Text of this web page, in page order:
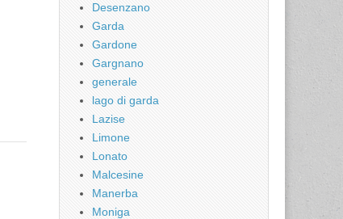
Desenzano
Garda
Gardone
Gargnano
generale
lago di garda
Lazise
Limone
Lonato
Malcesine
Manerba
Moniga